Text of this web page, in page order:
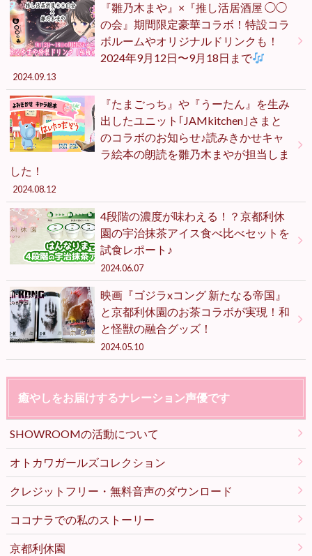
『雛乃木まや』×『推し活居酒屋 ◯◯
の会』期間限定豪華コラボ！特設コラ
ボルームやオリジナルドリンクも！
2024年9月12日〜9月18日まで
2024.09.13
『たまごっち』や『うーたん』を生み
出したユニット｢JAMkitchen｣さまと
のコラボのお知らせ♪読みきかせキャ
ラ絵本の朗読を雛乃木まやが担当しま
した！
2024.08.12
4段階の濃度が味わえる！？京都利休
園の宇治抹茶アイス食べ比べセットを
試食レポート♪
2024.06.07
映画『ゴジラxコング 新たなる帝国』
と京都利休園のお茶コラボが実現！和
と怪獣の融合グッズ！
2024.05.10
癒やしをお届けするナレーション声優です
SHOWROOMの活動について
オトカワガールズコレクション
クレジットフリー・無料音声のダウンロード
ココナラでの私のストーリー
京都利休園